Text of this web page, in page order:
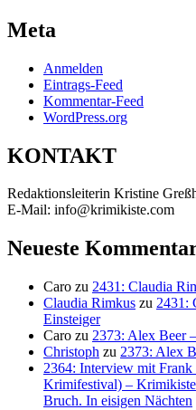
Meta
Anmelden
Eintrags-Feed
Kommentar-Feed
WordPress.org
KONTAKT
Redaktionsleiterin Kristine
E-Mail: info@krimikiste.com
Neueste
Caro zu 2431: Claudia
Claudia Rimkus zu 2431:
Einsteiger
Caro zu 2373: Alex Beer
Christoph zu 2373: Alex
2364: Interview mit
Krimifestival) – Krimikiste
Bruch. In eisigen Nächten